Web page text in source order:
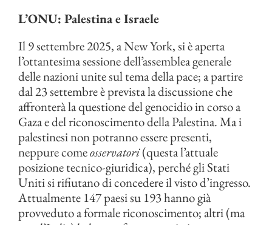
L’ONU: Palestina e Israele
Il 9 settembre 2025, a New York, si è aperta
l’ottantesima sessione dell’assemblea generale
delle nazioni unite sul tema della pace; a partire
dal 23 settembre è prevista la discussione che
affronterà la questione del genocidio in corso a
Gaza e del riconoscimento della Palestina. Ma i
palestinesi non potranno essere presenti,
neppure comeosservatori(questa l’attuale
posizione tecnico-giuridica), perché gli Stati
Uniti si rifiutano di concedere il visto d’ingresso.
Attualmente 147 paesi su 193 hanno già
provveduto a formale riconoscimento; altri (ma